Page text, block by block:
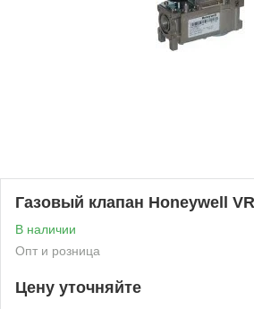
Газовый клапан Honeywell
В наличии
Опт и розница
Цену уточняйте